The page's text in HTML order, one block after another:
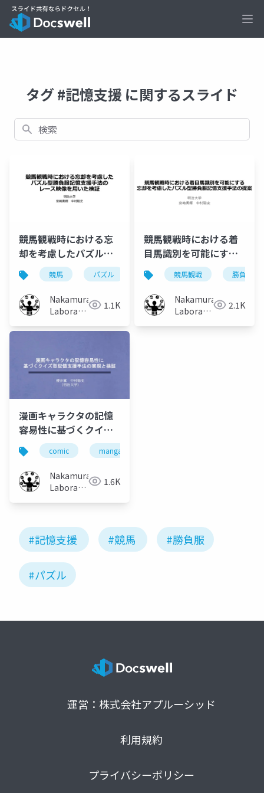
タグ #記憶支援 に関するスライド
検索
競馬観戦時における忘
却を考慮したパズル型
勝負服記憶支援手法の
レース映像を用いた検
証
競馬 パズル 塗り絵 記憶 忘却
Nakamura
Laboratory
University)
1.1K
競馬観戦時における着
目馬識別を可能にする
忘却を考慮したパズル
型勝負服記憶支援手法
の提案
競馬観戦 勝負服
Nakamura
Laboratory
2.1K
漫画キャラクタの記憶
容易性に基づくクイズ
型記憶支援手法の実現
と検証
comic manga
Nakamura
Laboratory
1.6K
#記憶支援 #競馬 #勝負服
#パズル
運営：株式会社アプルーシッド
利用規約
プライバシーポリシー